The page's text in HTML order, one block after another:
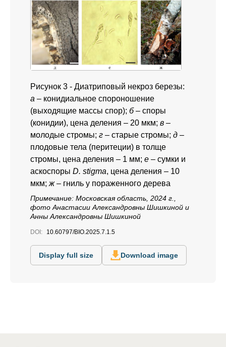
Рисунок 3 - Диатриповый некроз березы:
а – конидиальное спороношение
(выходящие массы спор); б– споры
(конидии), цена деления – 20 мкм; в –
молодые стромы; г – старые стромы; д –
плодовые тела (перитеции) в толще
стромы, цена деления – 1 мм; е – сумки и
аскоспоры D. stigma, цена деления – 10
мкм; ж– гниль у пораженного дерева
Примечание: Московская область, 2024 г.,
фото Анастасии Александровны Шишкиной и
Анны Александровны Шишкиной
DOI: 10.60797/BIO.2025.7.1.5
Display full size Download image